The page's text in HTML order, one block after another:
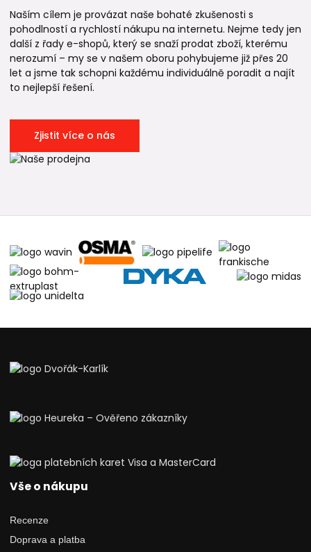
Naším cílem je provázat naše bohaté zkušenosti s
pohodlností a rychlostí nákupu na internetu. Nejme tedy jen
další z řady e-shopů, který se snaží prodat zboží, kterému
nerozumí – my se v našem oboru pohybujeme již přes 20
let a jsme tak schopni každému individuálně poradit a najít
to nejlepší řešení.
Zjistit více o nás
Vše o nákupu
Recenze
Doprava a platba